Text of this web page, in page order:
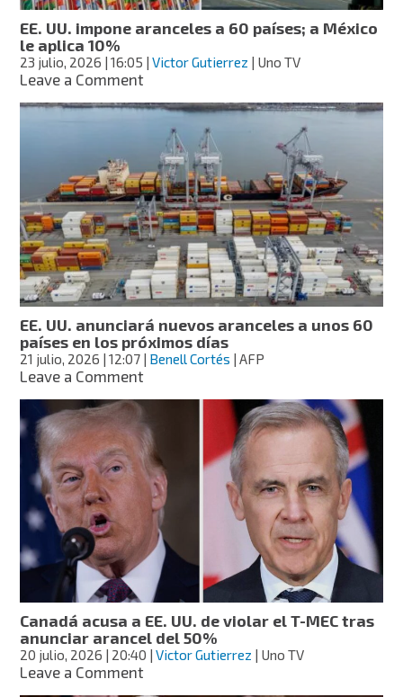
otros
59
EE. UU. impone aranceles a 60 países; a México
le aplica 10%
23 julio, 2026 | 16:05 |Victor Gutierrez | Uno TV
Leave a Commenton
UU.
impone
aranceles
a
60
países;
a
México
le
aplica
10%
EE. UU. anunciará nuevos aranceles a unos 60
países en los próximos días
21 julio, 2026 | 12:07 | Benell Cortés | AFP
Leave a Commenton
anunciará
nuevos
aranceles
a
unos
60
países
en
los
próximos
días
Canadá acusa a EE. UU. de violar el T-MEC tras
anunciar arancel del 50%
20 julio, 2026 | 20:40 |Victor Gutierrez | Uno TV
Leave a Commenton